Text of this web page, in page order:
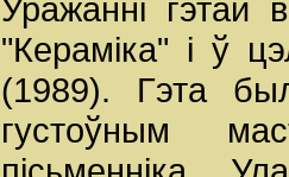
Уражанні гэтай
"Кераміка" і ў
(1989). Гэта
густоўным